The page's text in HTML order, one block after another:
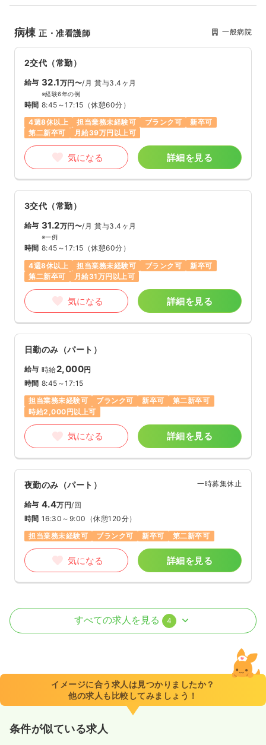
病棟正・准看護師 一般病院
2交代（常勤）
給与 32.1万円〜/月 賞与3.4ヶ月
※経験6年の例
時間 8:45～17:15 （休憩60分）
4週8休以上
担当業務未経験可 ブランク可
新卒可
第二新卒可
月給39万円以上可
気になる 詳細を見る
3交代（常勤）
給与 31.2万円〜/月 賞与3.4ヶ月
※一例
時間 8:45～17:15 （休憩60分）
4週8休以上
担当業務未経験可 ブランク可
新卒可
第二新卒可
月給31万円以上可
気になる 詳細を見る
日勤のみ（パート）
給与 時給2,000円
時間 8:45～17:15
担当業務未経験可
ブランク可 新卒可
第二新卒可
時給2,000円以上可
気になる 詳細を見る
夜勤のみ（パート） 一時募集休止
給与 4.4万円/回
時間 16:30～9:00 （休憩120分）
担当業務未経験可
ブランク可 新卒可 第二新卒可
気になる 詳細を見る
外来 正・准看護師
8:45～17:15（休憩60分）
日祝休み
4週8休以上 担当業務未経験可
ブランク可
月給25万円以上可
すべての求人を見る 4
イメージに合う求人は見つかりましたか？
他の求人も比較してみましょう！
条件が似ている求人